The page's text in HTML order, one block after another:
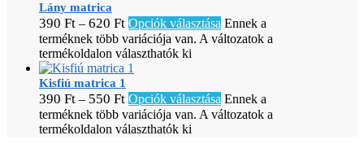
Lány matrica
390 Ft – 620 Ft Opciók választása Ennek a
terméknek több variációja van. A változatok a
termékoldalon választhatók ki
Kisfiú matrica 1
390 Ft – 550 Ft Opciók választása Ennek a
terméknek több variációja van. A változatok a
termékoldalon választhatók ki